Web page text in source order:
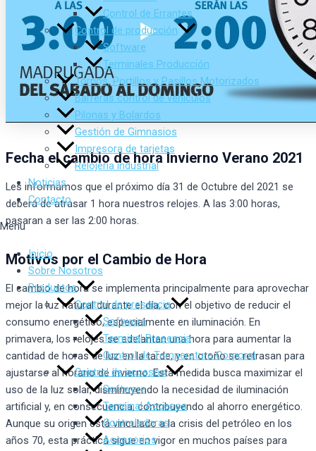
Control de Errantes
Control de producción
Software
Terminales Producción
Tornos, Portillos y Pasillos Motorizados
Barreras control de vehículos
Pilonas y Bolardos
Gestión de Gimnasios
Impresora de tarjetas
Relojería industrial
Noticias
Contacto
Menu
Inicio
Sobre Nosotros
Productos
Control de presencia
Software
Terminal Presencia
Control de Temperatura Corporal
Control de accesos
Software
Terminal Accesos
Controladoras
Accesorios
Fecha el cambio de hora Invierno Verano 2021
Les informamos que el próximo dí­a 31 de Octubre del 2021 se
deberá de atrasar 1 hora nuestros relojes. A las 3:00 horas,
pasaran a ser las 2:00 horas.
Motivos por el Cambio de Hora
El cambio de hora se implementa principalmente para aprovechar
mejor la luz natural durante el día, con el objetivo de reducir el
consumo energético, especialmente en iluminación. En
primavera, los relojes se adelantan una hora para aumentar la
cantidad de horas de luz en la tarde, y en otoño se retrasan para
ajustarse al horario de invierno. Esta medida busca maximizar el
uso de la luz solar, disminuyendo la necesidad de iluminación
artificial y, en consecuencia, contribuyendo al ahorro energético.
Aunque su origen está vinculado a la crisis del petróleo en los
años 70, esta práctica sigue en vigor en muchos países para